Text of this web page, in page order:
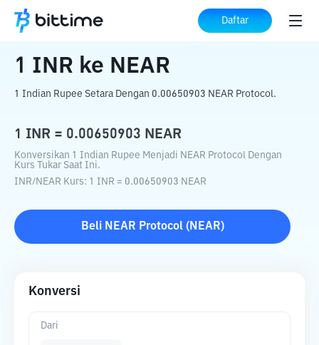
Daftar
Beranda Konverter Kripto ke NEAR
1 INR ke NEAR
1 Indian Rupee Setara Dengan 0.00650903 NEAR Protocol.
1 INR = 0.00650903 NEAR
Konversikan 1 Indian Rupee Menjadi NEAR Protocol Dengan
Kurs Tukar Saat Ini.
INR/NEAR Kurs: 1 INR = 0.00650903 NEAR
Beli NEAR Protocol( NEAR)
Konversi
Dari